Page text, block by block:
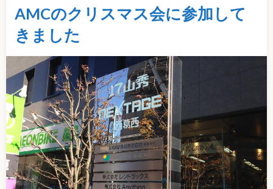
AMCのクリスマス会に参加して
きました